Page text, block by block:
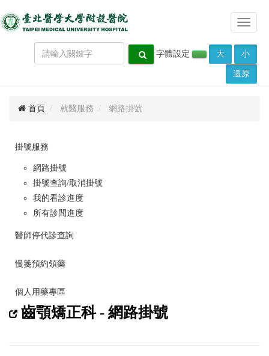
Toggle
字體設定
大 小
還原
首頁 就醫服務 網路掛號
掛號服務
網路掛號
掛號查詢/取消掛號
我的看診進度
所有診間進度
醫師停代診查詢
慢箋預約領藥
個人用藥專區
齒顎矯正科 - 網路掛號